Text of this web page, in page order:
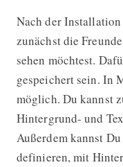
Nach der
zunächst die
sehen möchtest.
gespeichert sein. In
möglich. Du kannst
Hintergrund- und
Außerdem kannst
definieren, mit